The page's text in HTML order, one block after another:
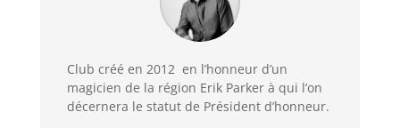
Club créé en 2012 en l’honneur d’un
magicien de la région Erik Parker à qui l’on
décernera le statut de Président d’honneur.